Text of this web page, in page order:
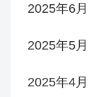
2025年6月
2025年5月
2025年4月